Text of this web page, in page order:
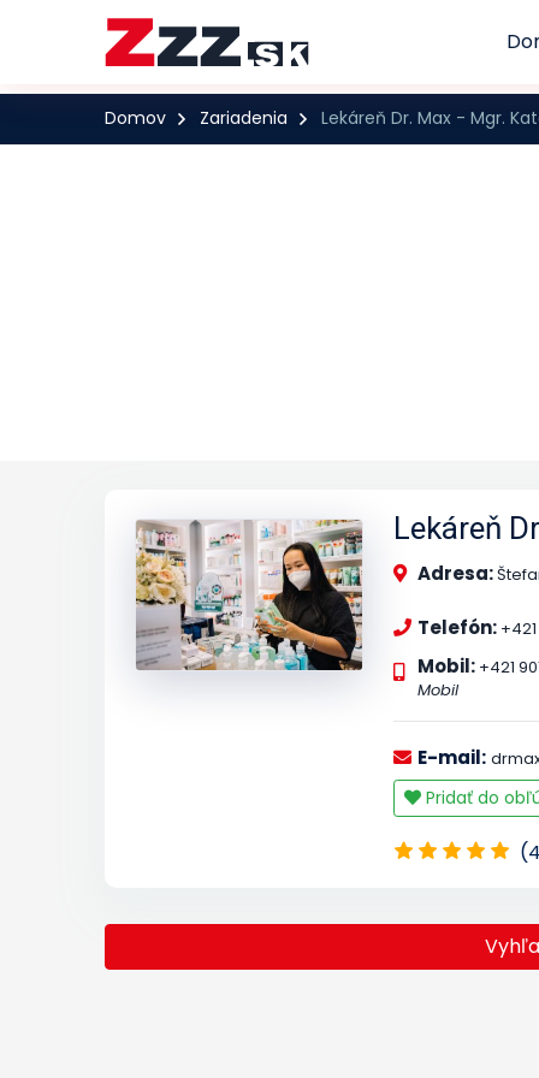
Domov Zariadenia Lekáreň Dr. Max - Mgr.
Lekáreň
Adresa:
Telefón:
Mobil: +421
Mobil
E-mail:
Pridať do